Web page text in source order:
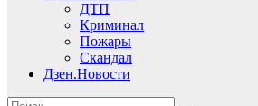
ДТП
Криминал
Пожары
Скандал
Дзен.Новости